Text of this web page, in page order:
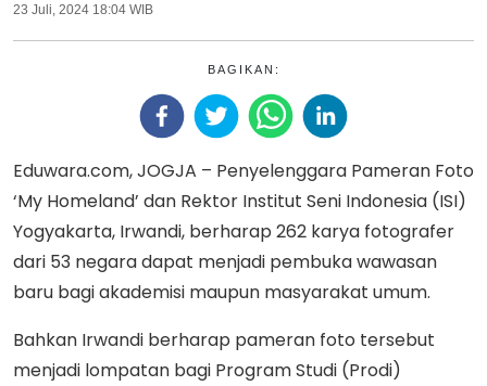
23 Juli, 2024 18:04 WIB
BAGIKAN:
Eduwara.com, JOGJA – Penyelenggara Pameran Foto
‘My Homeland’ dan Rektor Institut Seni Indonesia (ISI)
Yogyakarta, Irwandi, berharap 262 karya fotografer
dari 53 negara dapat menjadi pembuka wawasan
baru bagi akademisi maupun masyarakat umum.
Bahkan Irwandi berharap pameran foto tersebut
menjadi lompatan bagi Program Studi (Prodi)